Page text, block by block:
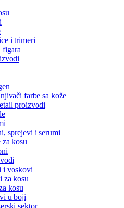
i trimeri
figara
farbe sa kože
proizvodi
sprejevi i serumi
za kosu
i voskovi
za kosu
kosu
u boji